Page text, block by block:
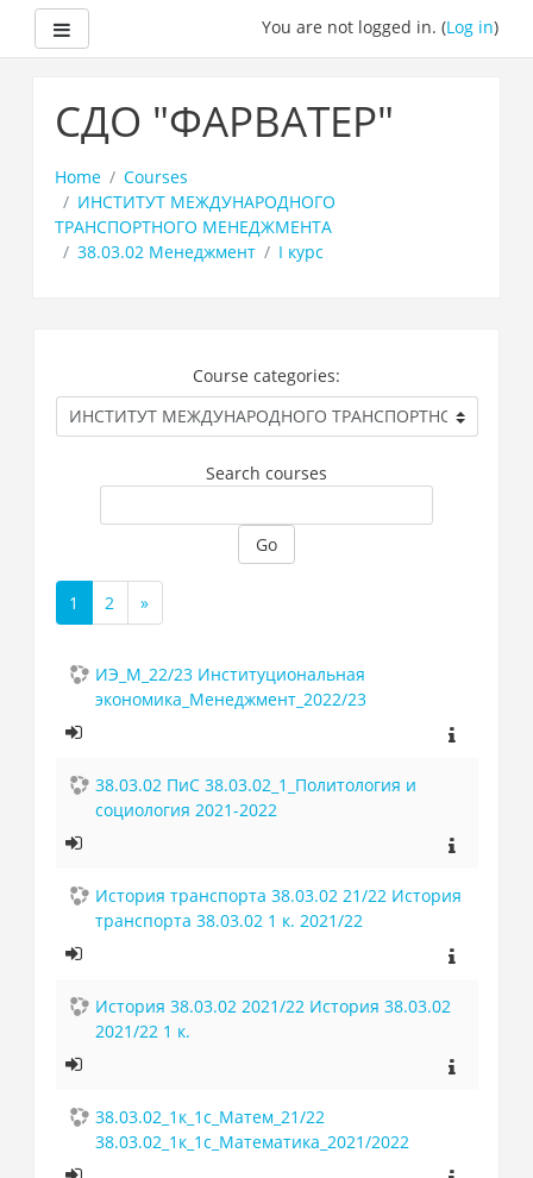
You are not logged in. (Log in)
СДО "ФАРВАТЕР"
Home
Courses
ИНСТИТУТ МЕЖДУНАРОДНОГО
ТРАНСПОРТНОГО МЕНЕДЖМЕНТА
38.03.02 Менеджмент
I курс
Course categories:
Search courses
Go
1
(current)
2
»
Next
ИЭ_М_22/23 Институциональная
экономика_Менеджмент_2022/23
38.03.02 ПиС 38.03.02_1_Политология и
социология 2021-2022
История транспорта 38.03.02 21/22 История
транспорта 38.03.02 1 к. 2021/22
История 38.03.02 2021/22 История 38.03.02
2021/22 1 к.
38.03.02_1к_1с_Матем_21/22
38.03.02_1к_1с_Математика_2021/2022